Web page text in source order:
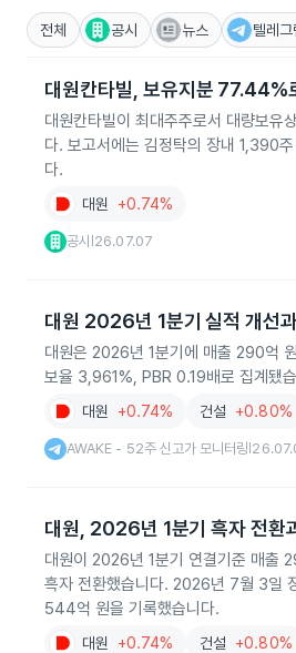
전체 공시 뉴스 텔레그
대원칸타빌, 보유지분 77.44%
대원칸타빌이 최대주주로서 대량보
다. 보고서에는 김정탁의 장내 1,390
다.
대원 +0.74%
공시 26.07.07
대원 2026년 1분기 실적 개선
대원은 2026년 1분기에 매출 290억
보율 3,961%, PBR 0.19배로 집계됐
대원 +0.74% 건설 +0.80%
AWAKE - 52주 신고가 모니터링
대원, 2026년 1분기 흑자 전환
대원이 2026년 1분기 연결기준 매출
흑자 전환했습니다. 2026년 7월 3일
544억 원을 기록했습니다.
대원 +0.74% 건설 +0.80%